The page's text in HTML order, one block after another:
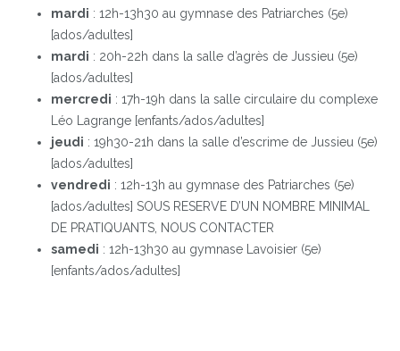
mardi : 12h-13h30 au gymnase des Patriarches (5e)
[ados/adultes]
mardi : 20h-22h dans la salle d’agrès de Jussieu (5e)
[ados/adultes]
mercredi : 17h-19h dans la salle circulaire du complexe
Léo Lagrange [enfants/ados/adultes]
jeudi : 19h30-21h dans la salle d’escrime de Jussieu (5e)
[ados/adultes]
vendredi : 12h-13h au gymnase des Patriarches (5e)
[ados/adultes] SOUS RESERVE D’UN NOMBRE MINIMAL
DE PRATIQUANTS, NOUS CONTACTER
samedi : 12h-13h30 au gymnase Lavoisier (5e)
[enfants/ados/adultes]